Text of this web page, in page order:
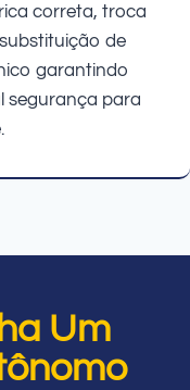
correta, troca
de
garantindo
segurança para
Um